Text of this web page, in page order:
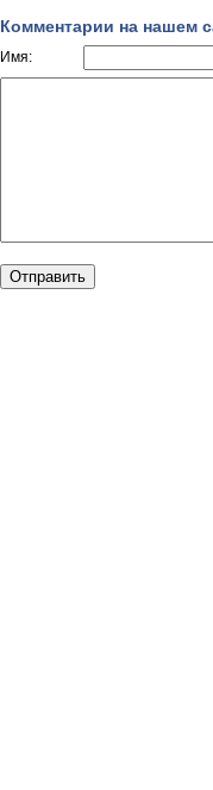
Комментарии на нашем
Имя: